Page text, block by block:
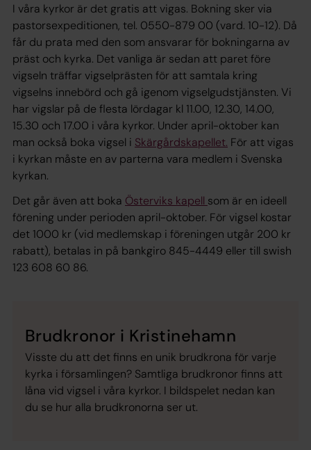
I våra kyrkor är det gratis att vigas. Bokning sker via
pastorsexpeditionen, tel. 0550-879 00 (vard. 10-12). Då
får du prata med den som ansvarar för bokningarna av
präst och kyrka. Det vanliga är sedan att paret före
vigseln träffar vigselprästen för att samtala kring
vigselns innebörd och gå igenom vigselgudstjänsten. Vi
har vigslar på de flesta lördagar kl 11.00, 12.30, 14.00,
15.30 och 17.00 i våra kyrkor. Under april-oktober kan
man också boka vigsel i Skärgårdskapellet. För att vigas
i kyrkan måste en av parterna vara medlem i Svenska
kyrkan.
Det går även att boka Österviks kapell som är en ideell
förening under perioden april-oktober. För vigsel kostar
det 1000 kr (vid medlemskap i föreningen utgår 200 kr
rabatt), betalas in på bankgiro 845-4449 eller till swish
123 608 60 86.
Brudkronor i Kristinehamn
Visste du att det finns en unik brudkrona för varje
kyrka i församlingen? Samtliga brudkronor finns att
låna vid vigsel i våra kyrkor. I bildspelet nedan kan
du se hur alla brudkronorna ser ut.